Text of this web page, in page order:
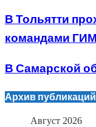
В Тольятти
командами
В Самарской
Архив публикаций
Август 2026